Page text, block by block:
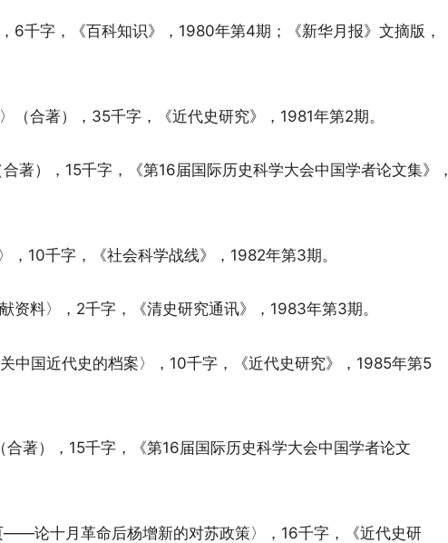
6千字，《百科知识》，1980年第4期；《新华月报》文摘版，
（合著），35千字，《近代史研究》，1981年第2期。
著），15千字，《第16届国际历史科学大会中国学者论文集》，
，10千字，《社会科学战线》，1982年第3期。
资料〉，2千字，《清史研究通讯》，1983年第3期。
中国近代史的档案〉，10千字，《近代史研究》，1985年第5
著），15千字，《第16届国际历史科学大会中国学者论文
——论十月革命后杨增新的对苏政策〉，16千字，《近代史研